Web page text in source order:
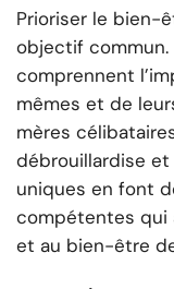
Prioriser le bien-
objectif commun.
comprennent
mêmes et de
mères
débrouillardise
uniques en font
compétentes qui
et au bien-être